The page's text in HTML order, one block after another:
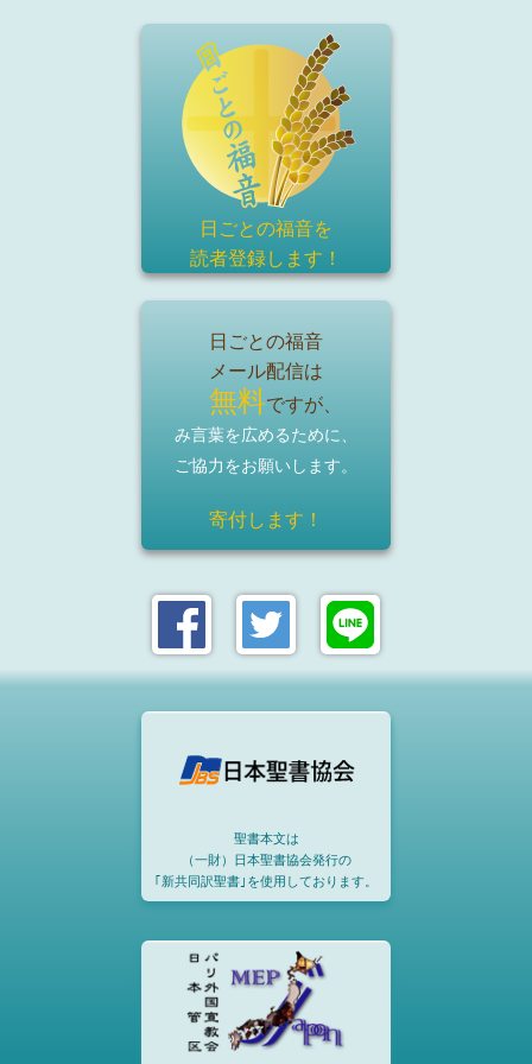
日ごとの福音を
読者登録します！
日ごとの福音
メール配信は
無料ですが、
み言葉を広めるために、
ご協力をお願いします。
寄付します！
聖書本文は
（一財）日本聖書協会発行の
｢新共同訳聖書｣を使用しております。